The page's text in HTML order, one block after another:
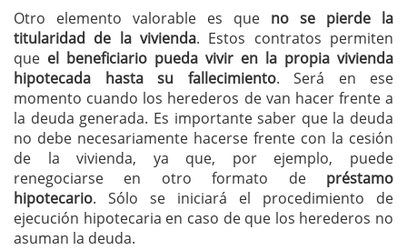
Otro elemento valorable es que no se pierde la
titularidad de la vivienda. Estos contratos permiten
que el beneficiario pueda vivir en la propia vivienda
hipotecada hasta su fallecimiento. Será en ese
momento cuando los herederos de van hacer frente a
la deuda generada. Es importante saber que la deuda
no debe necesariamente hacerse frente con la cesión
de la vivienda, ya que, por ejemplo, puede
renegociarse en otro formato de préstamo
hipotecario. Sólo se iniciará el procedimiento de
ejecución hipotecaria en caso de que los herederos no
asuman la deuda.